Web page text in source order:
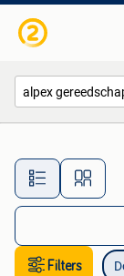
Filters